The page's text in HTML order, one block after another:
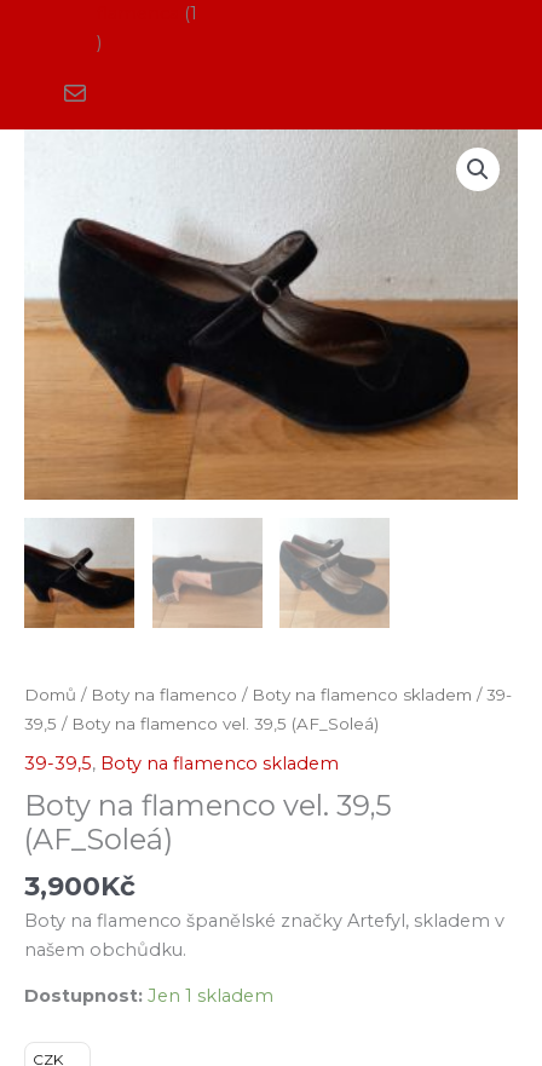
1
Domů / Boty na flamenco / Boty na flamenco skladem /39-
39,5 / Boty na flamenco vel. 39,5 (AF_Soleá)
39-39,5, Boty na flamenco skladem
Boty na flamenco vel. 39,5
(AF_Soleá)
3,900Kč
Boty na flamenco španělské značky Artefyl, skladem v
našem obchůdku.
Dostupnost: Jen 1 skladem
CZK
39,5
(AF_Soleá)
množství